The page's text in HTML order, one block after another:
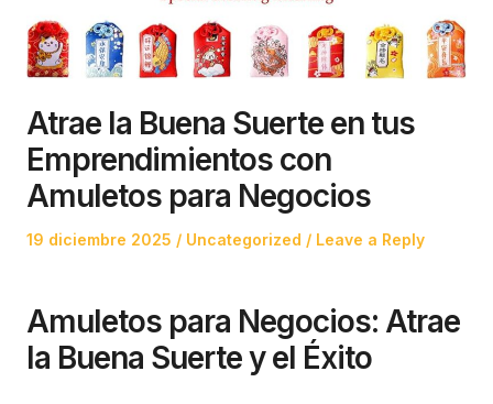
Atrae la Buena Suerte en tus
Emprendimientos con
Amuletos para Negocios
Posted
19 diciembre 2025
Posted
Uncategorized Leave a Reply
Amuletos para Negocios: Atrae
la Buena Suerte y el Éxito